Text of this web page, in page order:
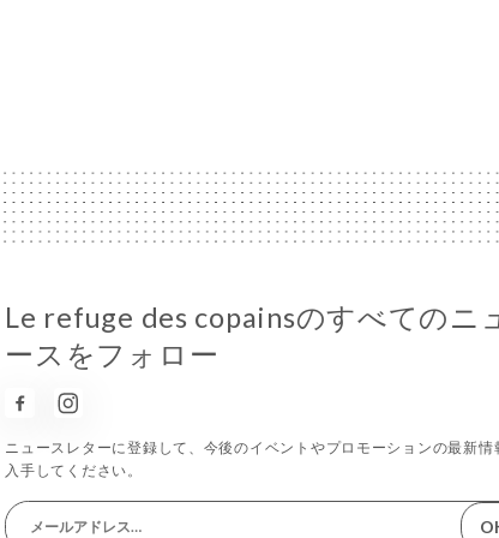
Le refuge des copainsのすべてのニ
ースをフォロー
ニュースレターに登録して、今後のイベントやプロモーションの最新情
入手してください。